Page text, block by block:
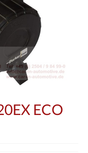
ECO